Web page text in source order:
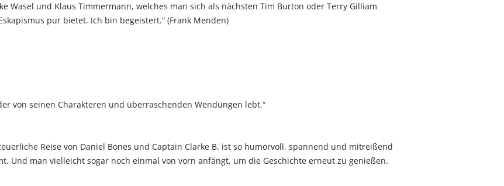
Wasel und Klaus Timmermann, welches man sich als nächsten Tim Burton oder Terry Gilliam
pur bietet. Ich bin begeistert.“ (Frank Menden)
von seinen Charakteren und überraschenden Wendungen lebt.“
Reise von Daniel Bones und Captain Clarke B. ist so humorvoll, spannend und mitreißend
Und man vielleicht sogar noch einmal von vorn anfängt, um die Geschichte erneut zu genießen.